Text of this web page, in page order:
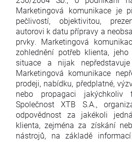
Marketingová komunikace je
pečlivostí, objektivitou,
autorovi k datu přípravy a
prvky. Marketingová
zohlednění potřeb klienta,
situace a nijak
Marketingová komunikace
prodeji, nabídku, předplatné,
nebo propagaci jakýchkoliv
Společnost XTB S.A.,
odpovědnost za jakékoli
klienta, zejména za získání
nástrojů, na základě